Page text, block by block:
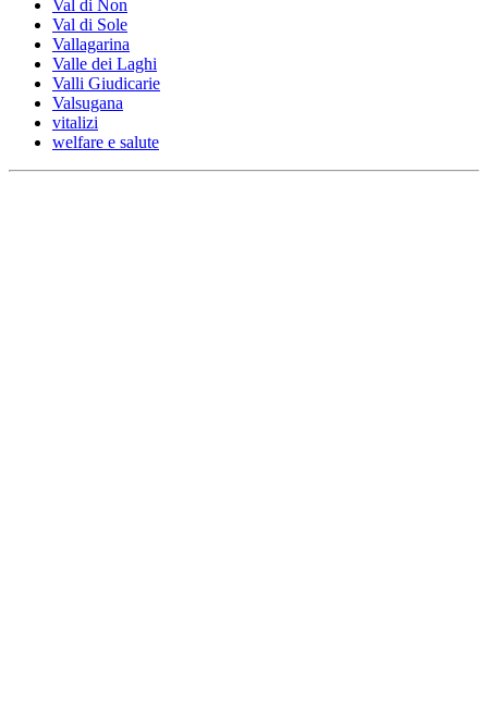
Val di Non
Val di Sole
Vallagarina
Valle dei Laghi
Valli Giudicarie
Valsugana
vitalizi
welfare e salute